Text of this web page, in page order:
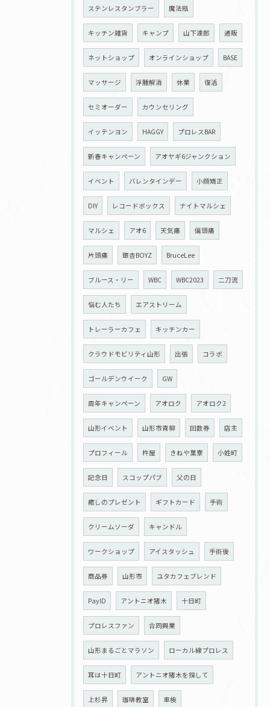
ステンレスタンブラー 魔法瓶
キッチン雑貨 キャンプ 山下達郎 通販
ネットショップ オンラインショップ BASE
マッサージ 浮腫解消 休業 復活
セミオーダー カウンセリング
イッテンヨン HAGGY プロレスBAR
新春キャンペーン アオヤギ6ジャンクション
イベント バレンタインデー 小顔矯正
DIY レコードボックス ナイトマルシェ
マルシェ アオ6 天気痛 偏頭痛
片頭痛 銀杏BOYZ BruceLee
ブルース・リー WBC WBC2023 二刀流
悩む人たち エアストリーム
トレーラーカフェ キッチンカー
クラウドモビリティ山形 出張 コラボ
ゴールデンウイーク GW
周年キャンペーン アオロク アオロク2
山形イベント 山形市青柳 回数券 店主
プロフィール 杵屋 きねや菓寮 小姓町
記念日 スコップパブ 父の日
癒しのプレゼント ギフトカード 手術
クリームソーダ キャンドル
ワークショップ アイスタッシュ 手術後
商品券 山形市 ユタカフェブレンド
PayID アントニオ猪木 十日町
プロレスファン 合同興業
山形まるごとマラソン ローカル線プロレス
耳は十日町 アントニオ猪木を探して
上杉昇 珈琲教室 車検